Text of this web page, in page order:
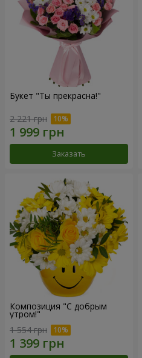
Букет "Ты прекрасна!"
2 221 грн
Заказать
Композиция "С добрым
утром!"
1 554 грн